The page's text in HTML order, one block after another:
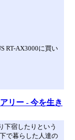
RT-AX3000に買い
リー - 今を生き
下宿したりという
で暮らした人達の